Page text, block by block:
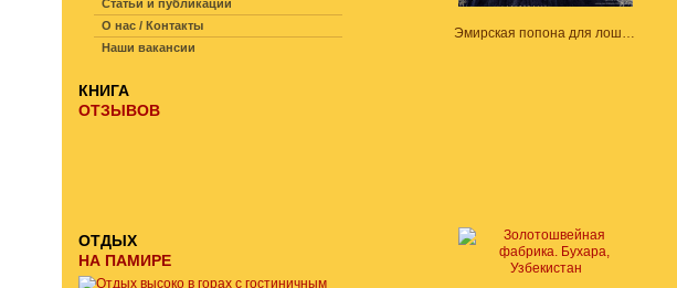
Эмирская попона для лошади. Бухара. 1911–1912 гг. Бархат, адрас, золотое шитье. Техника шва "замдузи" и "гульдузи"
Статьи и публикации
О нас / Контакты
Наши вакансии
КНИГА
ОТЗЫВОВ
ОТДЫХ
НА ПАМИРЕ